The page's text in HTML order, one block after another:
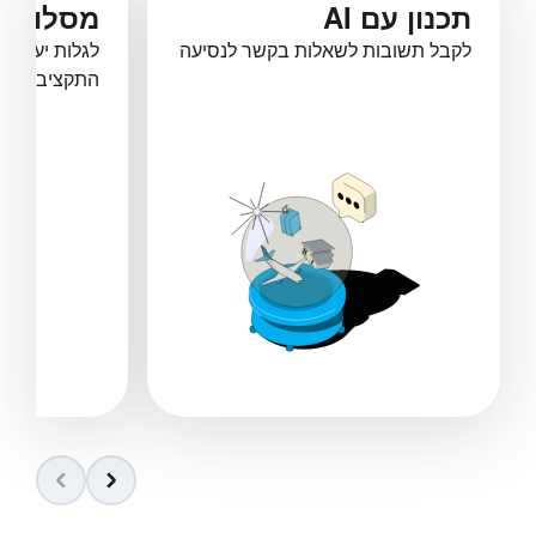
תכנון עם AI
לקבל תשובות לשאלות בקשר לנסיעה
לגלות
התקציב